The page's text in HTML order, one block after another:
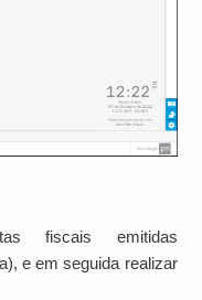
fiscais emitidas
e em seguida realizar